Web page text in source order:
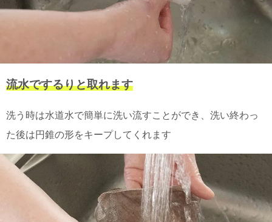
流水でするりと取れます
洗う時は水道水で簡単に洗い流すことができ、洗い終わっ
た後は円錐の形をキープしてくれます